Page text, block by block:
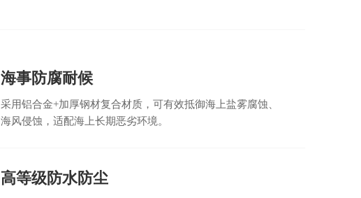
海事防腐耐候
采用铝合金+加厚钢材复合材质，可有效抵御海上盐雾腐蚀、
海风侵蚀，适配海上长期恶劣环境。
高等级防水防尘